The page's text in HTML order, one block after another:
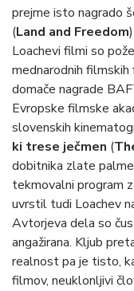
prejme isto nagrado
(Land and Freedom
Loachevi filmi so
mednarodnih
domače nagrade
Evropske filmske
slovenskih
ki trese ječmen (
dobitnika zlate
tekmovalni program
uvrstil tudi Loachev
Avtorjeva dela so
angažirana. Kljub
realnost pa je tisto,
filmov, neuklonljivi